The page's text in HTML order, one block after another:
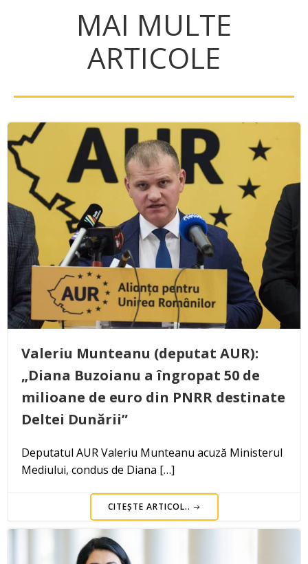
MAI MULTE
ARTICOLE
Valeriu Munteanu (deputat AUR):
„Diana Buzoianu a îngropat 50 de
milioane de euro din PNRR destinate
Deltei Dunării”
Deputatul AUR Valeriu Munteanu acuză Ministerul
Mediului, condus de Diana […]
CITEȘTE ARTICOL..